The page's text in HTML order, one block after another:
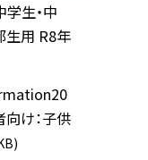
学生・中
生用 R8年
け：子供